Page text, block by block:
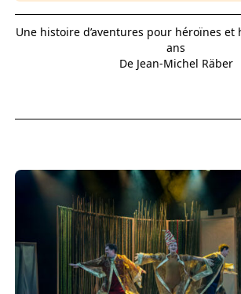
Une histoire d’aventures pour héroïnes
ans
De Jean-Michel Räber